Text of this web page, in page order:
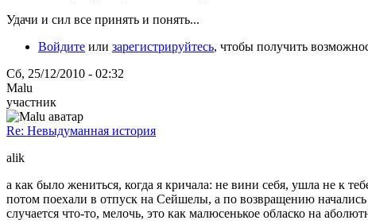
Удачи и сил все принять и понять...
Войдите или зарегистрируйтесь, чтобы получить
Сб, 25/12/2010 - 02:32
Malu
участник
Re: Невыдуманная история
alik
а как было жениться, когда я кричала: не вини себя, ушла не к
потом поехали в отпуск на Сейшелы, а по возвращению
случается что-то, мелочь, это как малюсенькое обласко на